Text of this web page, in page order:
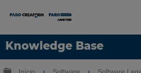
Knowledge Base
Idioma